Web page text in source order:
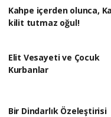
Kahpe içerden olunca,
kilit tutmaz oğul!
Elit Vesayeti ve Çocuk
Kurbanlar
Bir Dindarlık Özeleştirisi